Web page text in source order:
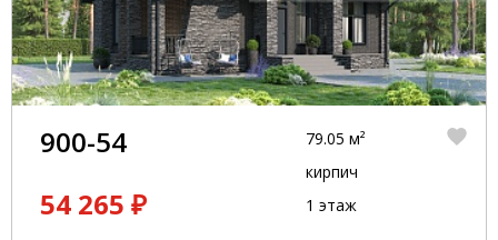
900-54
54 265 ₽
79.05 м²
кирпич
1 этаж